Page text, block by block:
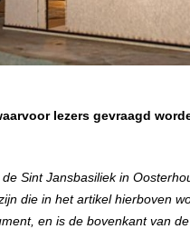
lezers gevraagd
Sint Jansbasiliek in
die in het artikel hierboven
en is de bovenkant van